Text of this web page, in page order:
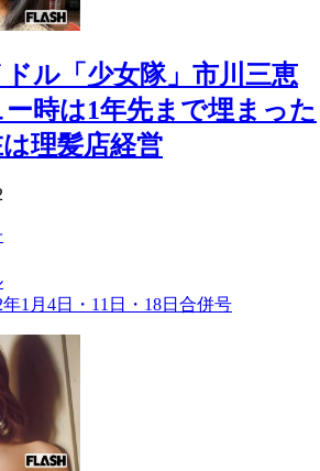
ル「少女隊」市川三恵
時は1年先まで埋まった
理髪店経営
1月4日・11日・18日合併号